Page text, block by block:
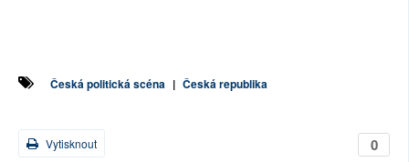
Česká politická scéna | Česká republika
0
Vytisknout